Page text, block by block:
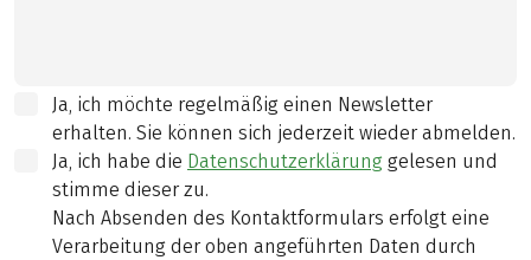
Ja, ich möchte regelmäßig einen Newsletter
erhalten. Sie können sich jederzeit wieder abmelden.
Ja, ich habe die Datenschutzerklärung gelesen und
stimme dieser zu.
Nach Absenden des Kontaktformulars erfolgt eine
Verarbeitung der oben angeführten Daten durch